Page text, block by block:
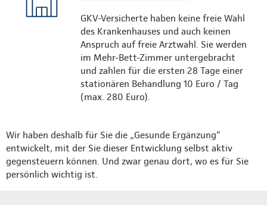
GKV-Versicherte haben keine freie Wahl
des Krankenhauses und auch keinen
Anspruch auf freie Arztwahl. Sie werden
im Mehr-Bett-Zimmer untergebracht
und zahlen für die ersten 28 Tage einer
stationären Behandlung 10 Euro / Tag
(max. 280 Euro).
Wir haben deshalb für Sie die „Gesunde Ergänzung“
entwickelt, mit der Sie dieser Entwicklung selbst aktiv
gegensteuern können. Und zwar genau dort, wo es für Sie
persönlich wichtig ist.